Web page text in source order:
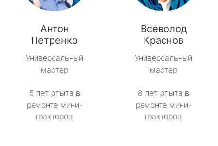
Антон
Петренко
Универсальный
мастер
5 лет опыта в
ремонте мини-
тракторов.
Всеволод
Краснов
Универсальный
мастер
8 лет опыта в
ремонте мини-
тракторов.